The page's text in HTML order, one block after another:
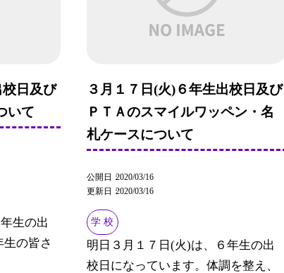
校日及び
いて
生の出
の皆さ
３月１７日(火)６年生出校日及び
ＰＴＡのスマイルワッペン・名
札ケースについて
公開日 2020/03/16
更新日 2020/03/16
学 校
明日３月１７日(火)は、６年生の出
校日になっています。体調を整え、